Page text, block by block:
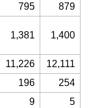
795 879
1,381 1,400
11,226
12,111
196
254
9
5